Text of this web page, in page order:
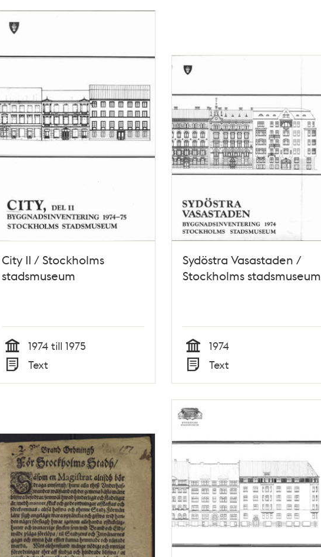
City II / Stockholms
stadsmuseum
Tid
1974 till 1975
Typ
Text
Sydöstra Vasastaden /
Stockholms stadsmuseum
Tid
1974
Typ
Text